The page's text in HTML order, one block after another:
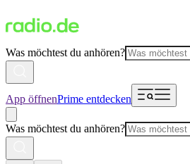
Was möchtest du anhören?
App öffnenPrime entdecken
Was möchtest du anhören?